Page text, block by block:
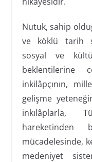
Nutuk, sahip
ve köklü tarih
sosyal ve
beklentilerine
inkilâpçının,
gelişme
inkılâplarla,
hareketinden
mücadelesinde,
medeniyet